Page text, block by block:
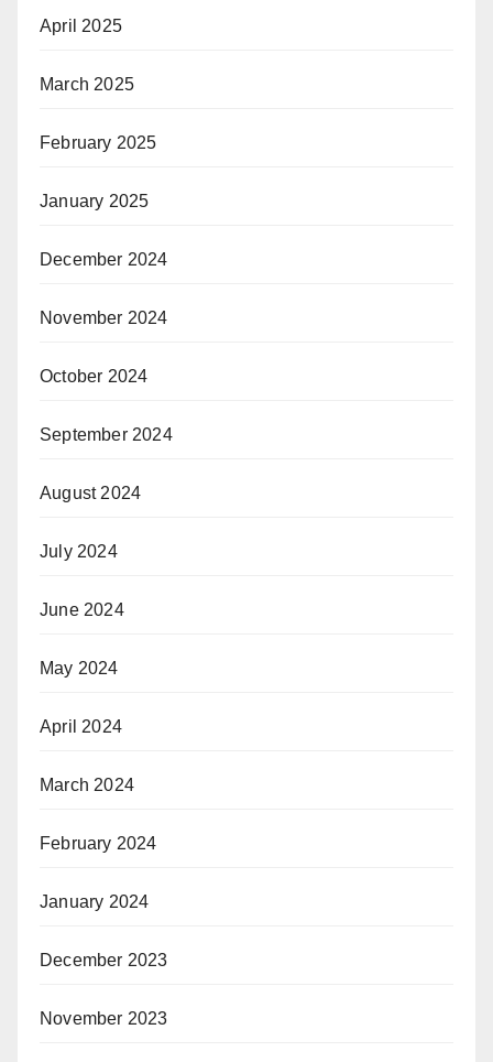
April 2025
March 2025
February 2025
January 2025
December 2024
November 2024
October 2024
September 2024
August 2024
July 2024
June 2024
May 2024
April 2024
March 2024
February 2024
January 2024
December 2023
November 2023